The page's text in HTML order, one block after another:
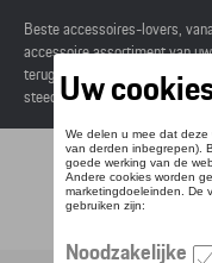
Beste accessoires-lovers,
accessoire assortiment van
terugvinden in de online
steeds besteld worden via uw